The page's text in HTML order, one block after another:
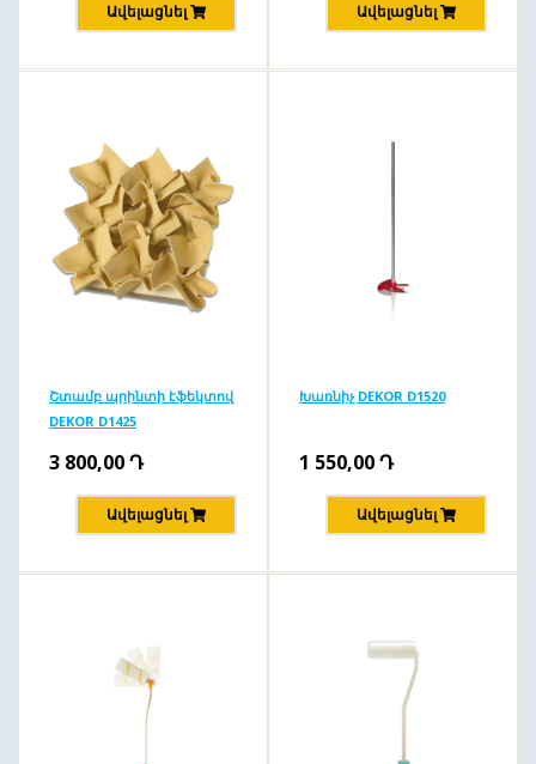
Ավելացնել Ավելացնել
Շտամբ պրինտի էֆեկտով
DEKOR D1425
3 800,00Դ
Ավելացնել
Խառնիչ DEKOR D1520
1 550,00Դ
Ավելացնել